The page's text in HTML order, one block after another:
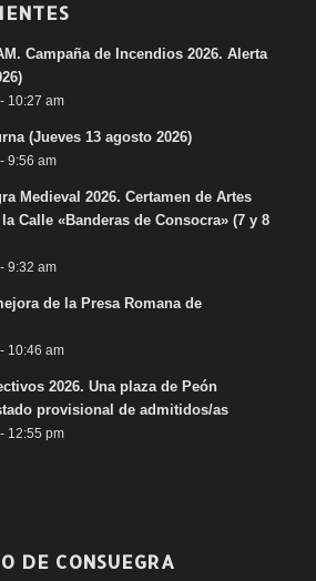
Campaña de Incendios 2026. Alerta
10:27 am
(Jueves 13 agosto 2026)
9:56 am
Medieval 2026. Certamen de Artes
Calle «Banderas de Consocra» (7 y 8
9:32 am
de la Presa Romana de
10:46 am
2026. Una plaza de Peón
provisional de admitidos/as
12:55 pm
DE CONSUEGRA